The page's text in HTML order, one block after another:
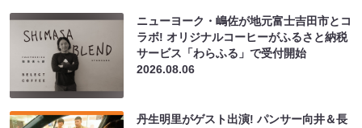
ニューヨーク・嶋佐が地元富士吉田市とコ
ラボ! オリジナルコーヒーがふるさと納税
サービス「わらふる」で受付開始
2026.08.06
丹生明里がゲスト出演! パンサー向井＆長